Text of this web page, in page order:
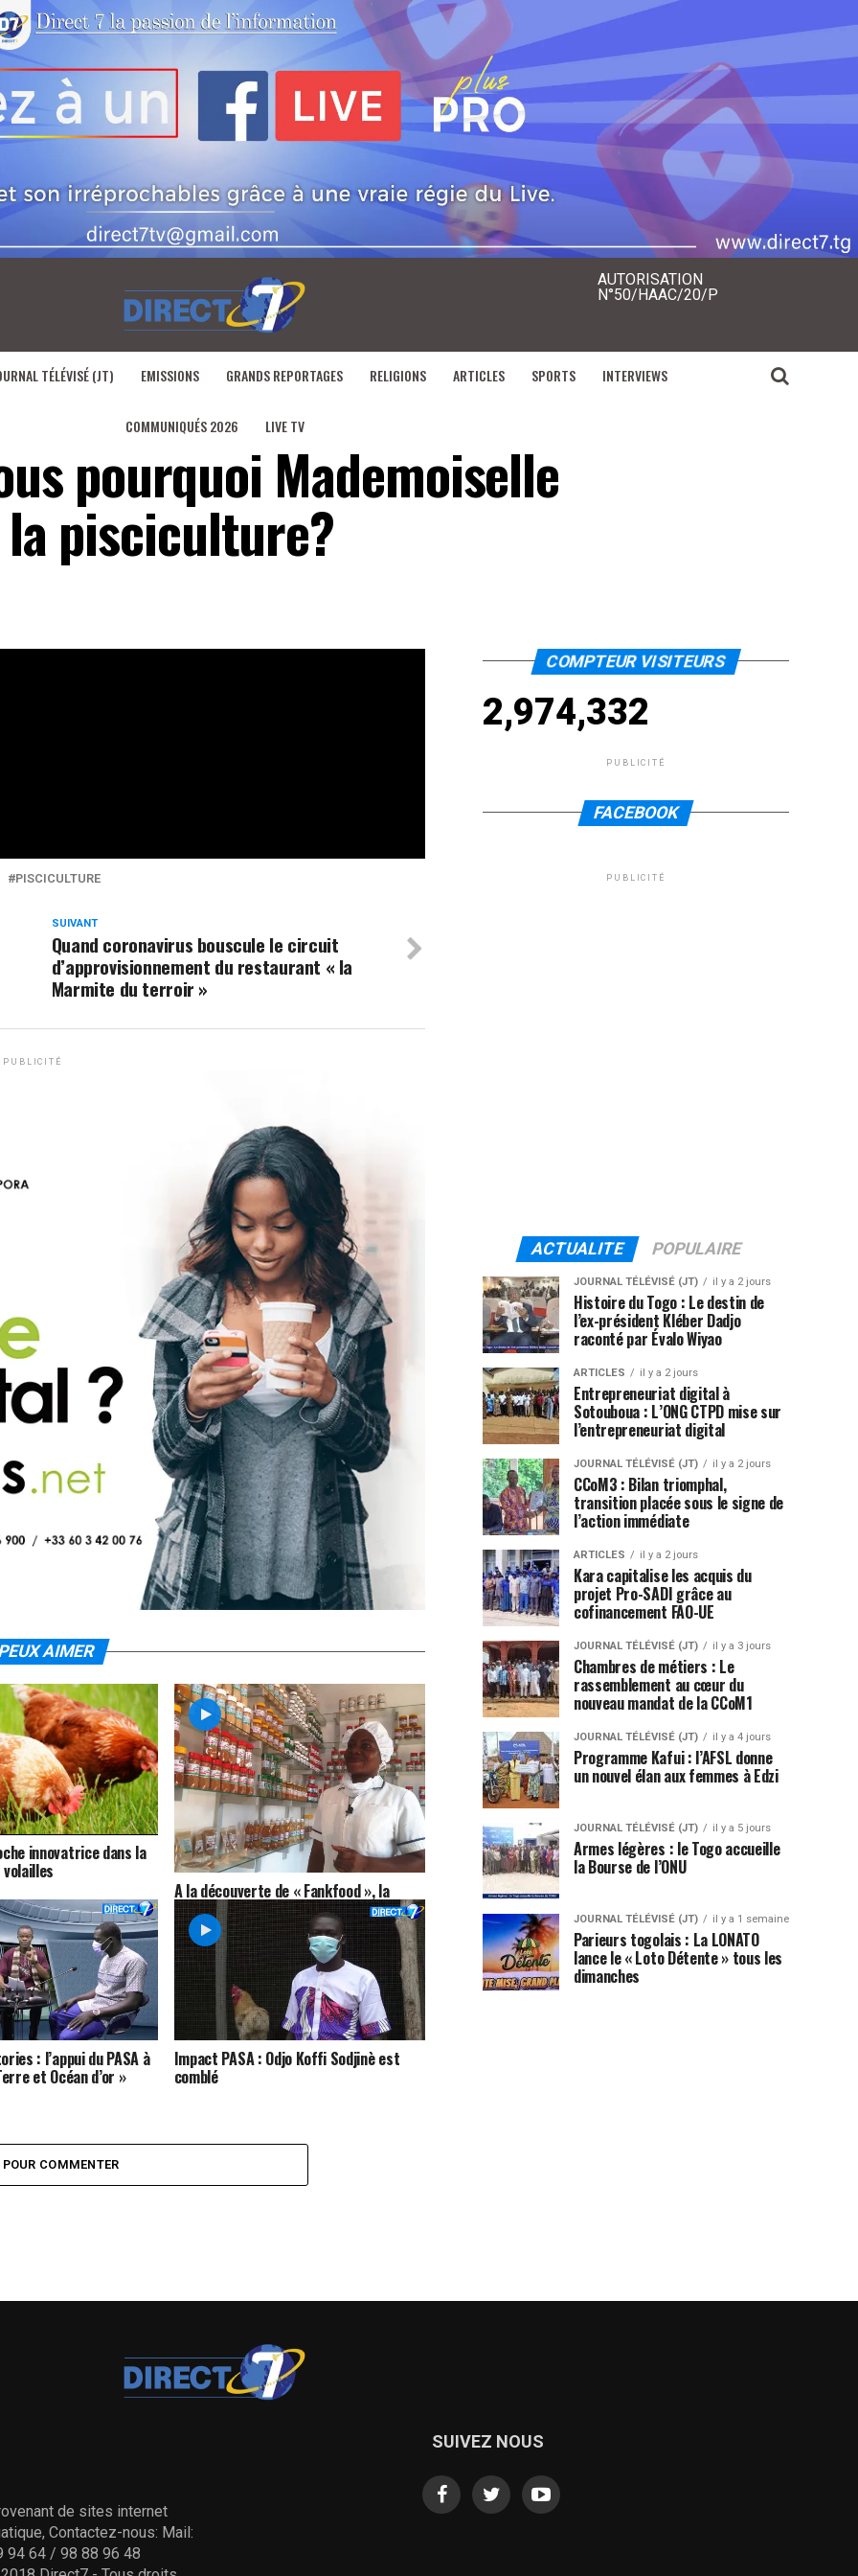
AUTORISATION
N°50/HAAC/20/P
TÉLÉVISÉ (JT) EMISSIONS GRANDS REPORTAGES RELIGIONS ARTICLES SPORTS INTERVIEWS
COMMUNIQUÉS 2026 LIVE TV
pourquoi Mademoiselle
pisciculture?
PISCICULTURE
SUIVANT
Quand coronavirus bouscule le circuit
d’approvisionnement du restaurant « la
Marmite du terroir »
PUBLICITÉ
AIMER
innovatrice dans la
A la découverte de « Fankfood », la
maison aux épices et légumes
: l’appui du PASA à
et Océan d’or »
Impact PASA : Odjo Koffi Sodjinè est
comblé
COMMENTER
COMPTEUR VISITEURS
2,974,332
PUBLICITÉ
FACEBOOK
PUBLICITÉ
ACTUALITE POPULAIRE
JOURNAL TÉLÉVISÉ (JT) il y a 2 jours
Histoire du Togo : Le destin de
l’ex-président Kléber Dadjo
raconté par Évalo Wiyao
ARTICLES il y a 2 jours
Entrepreneuriat digital à
Sotouboua : L’ONG CTPD mise sur
l’entrepreneuriat digital
JOURNAL TÉLÉVISÉ (JT) il y a 2 jours
CCoM3 : Bilan triomphal,
transition placée sous le signe de
l’action immédiate
ARTICLES il y a 2 jours
Kara capitalise les acquis du
projet Pro-SADI grâce au
cofinancement FAO-UE
JOURNAL TÉLÉVISÉ (JT) il y a 3 jours
Chambres de métiers : Le
rassemblement au cœur du
nouveau mandat de la CCoM1
JOURNAL TÉLÉVISÉ (JT) il y a 4 jours
Programme Kafui : l’AFSL donne
un nouvel élan aux femmes à Edzi
JOURNAL TÉLÉVISÉ (JT) il y a 5 jours
Armes légères : le Togo accueille
la Bourse de l’ONU
JOURNAL TÉLÉVISÉ (JT) il y a 1 semaine
Parieurs togolais : La LONATO
lance le « Loto Détente » tous les
dimanches
de sites internet
Contactez-nous: Mail:
94 64 / 98 88 96 48
SUIVEZ NOUS